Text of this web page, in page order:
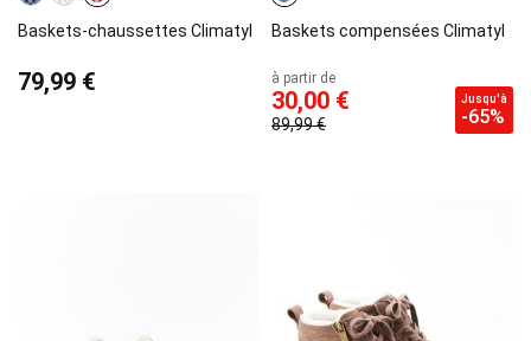
Baskets-chaussettes Climatyl
79,99 €
Baskets compensées Climatyl
à partir de
30,00 €
89,99 €
Jusqu'à
-65%